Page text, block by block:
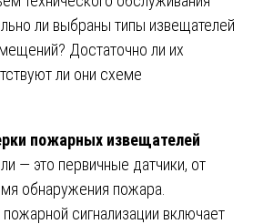
ли выбраны типы извещателей
Достаточно ли их
ли они схеме
пожарных извещателей
— это первичные датчики, от
обнаружения пожара.
сигнализации включает